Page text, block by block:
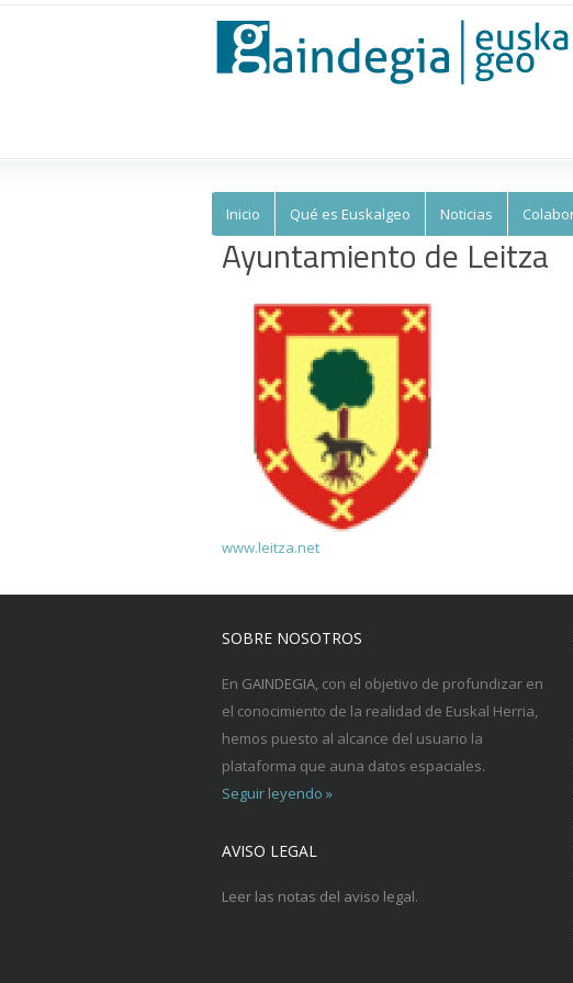
Euskalgeo
Inicio Qué es Euskalgeo Noticias
Ayuntamiento de Leitza
www.leitza.net
SOBRE NOSOTROS
En GAINDEGIA , con el objetivo de profundizar en
el conocimiento de la realidad de Euskal Herria,
hemos puesto al alcance del usuario la
plataforma que auna datos espaciales.
Seguir leyendo »
AVISO LEGAL
Leer las notas del aviso legal.